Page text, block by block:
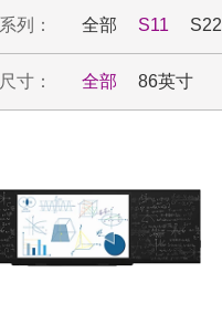
商用显示产品
移动智显产品
供应商注册
投资者交流
集团战略
列： 全部 S11 S22
寸： 全部 86英寸